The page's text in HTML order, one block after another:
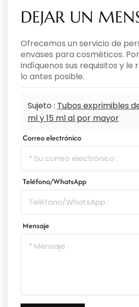
DEJAR UN
Ofrecemos un servicio de
envases para cosméticos.
indíquenos sus requisitos y le
lo antes posible.
Sujeto : Tubos exprimibles
ml y 15 ml al por mayor
Correo electrónico
Teléfono/WhatsApp
Mensaje